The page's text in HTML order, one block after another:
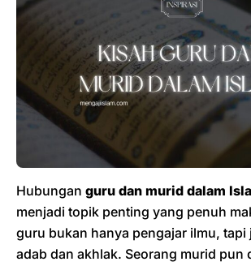
Hubungan guru dan murid dalam
menjadi topik penting yang penuh
guru bukan hanya pengajar ilmu, tapi
adab dan akhlak. Seorang murid pun